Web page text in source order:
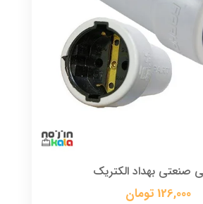
صنعتی بهداد الکتریک
126,000 تومان